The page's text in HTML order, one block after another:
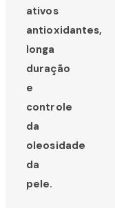
ativos
antioxidantes,
longa
duração
e
controle
da
oleosidade
da
pele.